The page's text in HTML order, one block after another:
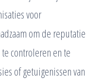
voor
om de reputatie
controleren en te
of getuigenissen van